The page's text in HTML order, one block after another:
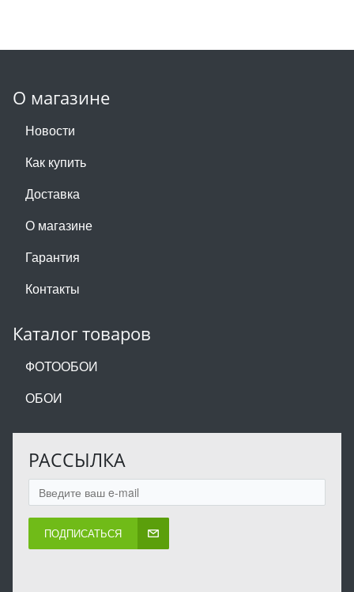
О магазине
Новости
Как купить
Доставка
О магазине
Гарантия
Контакты
Каталог товаров
ФОТООБОИ
ОБОИ
РАССЫЛКА
ПОДПИСАТЬСЯ